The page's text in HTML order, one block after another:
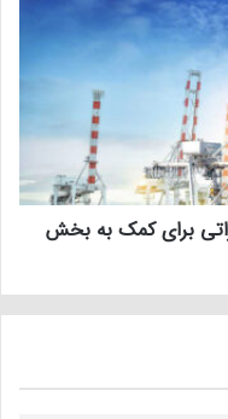
برای کمک به بخش